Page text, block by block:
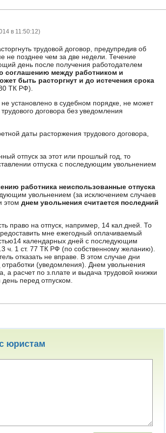
в 11:50:12)
трудовой договор, предупредив об
не позднее чем за две недели. Течение
день после получения работодателем
соглашению между работником и
быть расторгнут и до истечения срока
ТК РФ).
не установлено в судебном порядке, не может
договора без уведомления
даты расторжения трудового договора,
отпуск за этот или прошлый год, то
отпуска с последующим увольнением
работника неиспользованные отпуска
увольнением (за исключением случаев
этом днем увольнения считается последний
право на отпуск, например, 14 кал.дней. То
мне ежегодный оплачиваемый
календарных дней с последующим
ч. 1 ст. 77 ТК РФ (по собственному желанию).
отказать не вправе. В этом случае дни
(уведомления). Днем увольнения
а расчет по з.плате и выдача трудовой книжки
перед отпуском.
юристам